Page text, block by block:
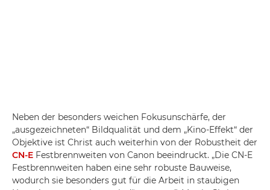
Neben der besonders weichen Fokusunschärfe, der
„ausgezeichneten“ Bildqualität und dem „Kino-Effekt“ der
Objektive ist Christ auch weiterhin von der Robustheit der
CN-E Festbrennweiten von Canon beeindruckt. „Die CN-E
Festbrennweiten haben eine sehr robuste Bauweise,
wodurch sie besonders gut für die Arbeit in staubigen